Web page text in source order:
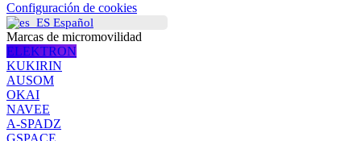
Configuración de cookies
Español
Marcas de micromovilidad
ELEKTRON
KUKIRIN
AUSOM
OKAI
NAVEE
A-SPADZ